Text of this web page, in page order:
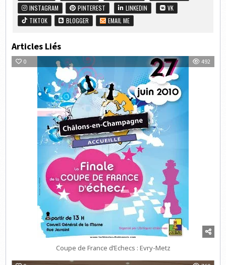
INSTAGRAM PINTEREST LINKEDIN
VK
TIKTOK
BLOGGER EMAIL ME
Articles Liés
0 492
Coupe de France d’Echecs : Evry-Metz